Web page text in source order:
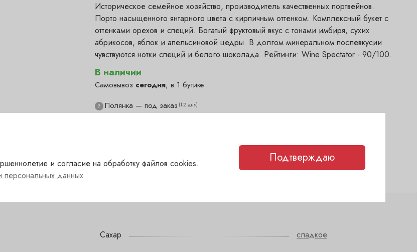
В наличии
Самовывоз сегодня, в 1 бутике
? Полянка — под заказ (1-2 дня)
? Садовническая — под заказ
Историческое семейное хозяйство, производитель качественных портвейнов.
Порто насыщенного янтарного цвета с кирпичным оттенком. Комплексный букет с
оттенками орехов и специй. Богатый фруктовый вкус с тонами имбиря, сухих
абрикосов, яблок и апельсиновой цедры. В долгом минеральном послевкусии
чувствуются нотки специй и белого шоколада. Рейтинги: Wine Spectator - 90/100.
Сахар сладкое
и согласие на обработку файлов cookies.
персональных данных
Подтверждаю